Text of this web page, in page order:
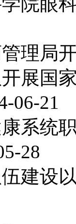
理局
展国
06-21
系统
28
建设